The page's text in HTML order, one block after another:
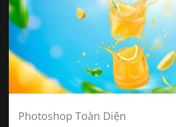
Photoshop Toàn Diện